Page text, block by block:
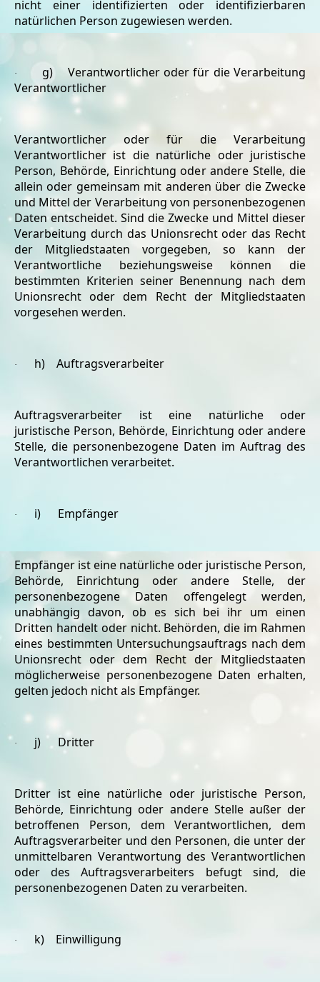
nicht einer identifizierten oder identifizierbaren
natürlichen Person zugewiesen werden.
· g) Verantwortlicher oder für die Verarbeitung
Verantwortlicher
Verantwortlicher oder für die Verarbeitung
Verantwortlicher ist die natürliche oder juristische
Person, Behörde, Einrichtung oder andere Stelle, die
allein oder gemeinsam mit anderen über die Zwecke
und Mittel der Verarbeitung von personenbezogenen
Daten entscheidet. Sind die Zwecke und Mittel dieser
Verarbeitung durch das Unionsrecht oder das Recht
der Mitgliedstaaten vorgegeben, so kann der
Verantwortliche beziehungsweise können die
bestimmten Kriterien seiner Benennung nach dem
Unionsrecht oder dem Recht der Mitgliedstaaten
vorgesehen werden.
· h) Auftragsverarbeiter
Auftragsverarbeiter ist eine natürliche oder
juristische Person, Behörde, Einrichtung oder andere
Stelle, die personenbezogene Daten im Auftrag des
Verantwortlichen verarbeitet.
· i) Empfänger
Empfänger ist eine natürliche oder juristische Person,
Behörde, Einrichtung oder andere Stelle, der
personenbezogene Daten offengelegt werden,
unabhängig davon, ob es sich bei ihr um einen
Dritten handelt oder nicht. Behörden, die im Rahmen
eines bestimmten Untersuchungsauftrags nach dem
Unionsrecht oder dem Recht der Mitgliedstaaten
möglicherweise personenbezogene Daten erhalten,
gelten jedoch nicht als Empfänger.
· j) Dritter
Dritter ist eine natürliche oder juristische Person,
Behörde, Einrichtung oder andere Stelle außer der
betroffenen Person, dem Verantwortlichen, dem
Auftragsverarbeiter und den Personen, die unter der
unmittelbaren Verantwortung des Verantwortlichen
oder des Auftragsverarbeiters befugt sind, die
personenbezogenen Daten zu verarbeiten.
· k) Einwilligung